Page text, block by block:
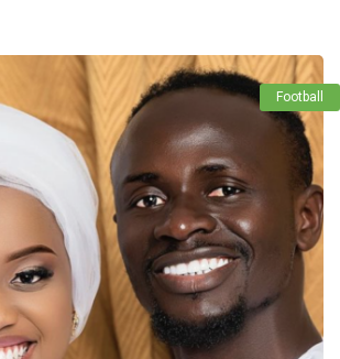
Football